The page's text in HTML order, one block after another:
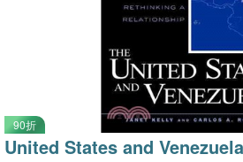
90折
United States and Venezuela